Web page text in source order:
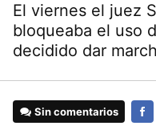
El viernes el juez
bloqueaba el uso
decidido dar
Sin comentarios